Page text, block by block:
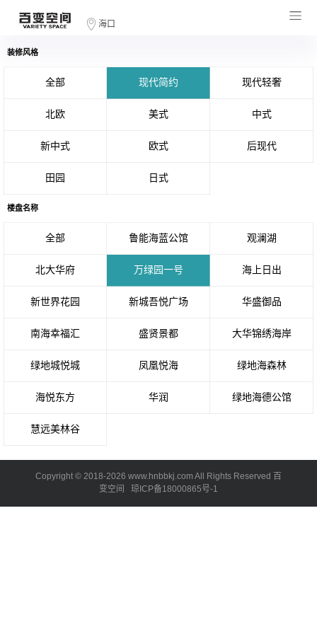
海口
装修风格
全部 现代简约 现代轻奢
北欧 美式 中式
新中式 欧式 后现代
田园 日式
楼盘名称
全部 鲁能海蓝公馆 观澜湖
北大华府 万绿园一号 海上日出
新世界花园 新城吾悦广场 华盛御品
南海幸福汇 盛贤景都 大华锦绣海岸
绿地城悦城 凤凰悦海 绿地海森林
海悦东方 华润 绿地海德公馆
慧远美林谷
Copyright © 2018-2026 www.hnbbkj.com All Rights Reserved 百
变空间 琼ICP备18000865号-1